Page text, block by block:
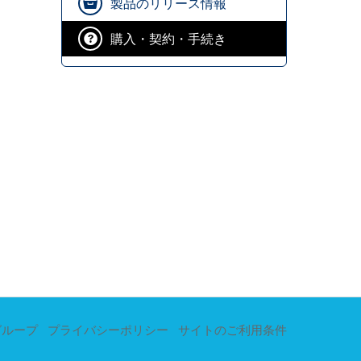
製品のリリース情報
購入・契約・手続き
サイトのご利用条件
プライバシーポリシー
ープ